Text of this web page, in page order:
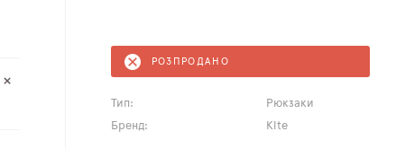
РОЗПРОДАНО
Тип:
Рюкзаки
Бренд:
Kite